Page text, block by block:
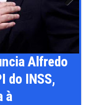
Alfredo
do INSS,
à
Next